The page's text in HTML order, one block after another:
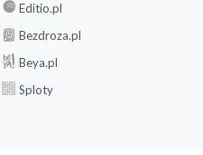
Editio.pl
Bezdroza.pl
Beya.pl
Sploty